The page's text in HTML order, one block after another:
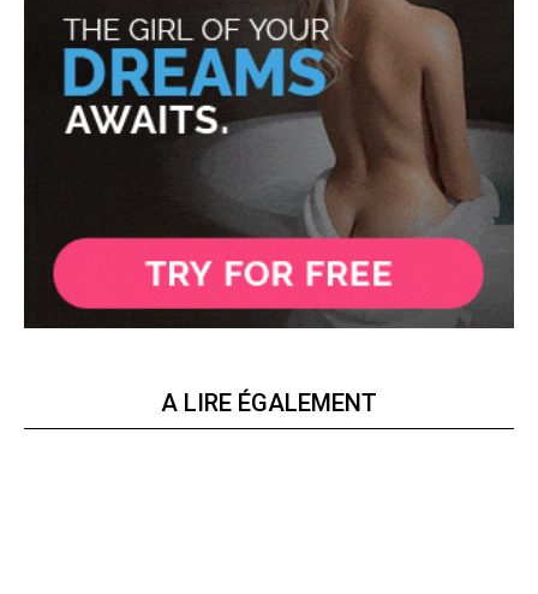
A LIRE ÉGALEMENT